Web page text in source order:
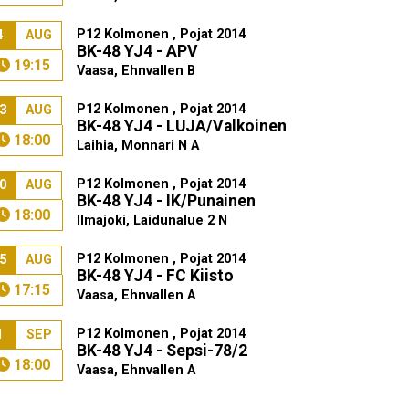
AUG
19:15
P12 Kolmonen , Pojat 2014
BK-48 YJ4 - APV
Vaasa, Ehnvallen B
AUG
18:00
P12 Kolmonen , Pojat 2014
BK-48 YJ4 - LUJA/Valkoinen
Laihia, Monnari N A
AUG
18:00
P12 Kolmonen , Pojat 2014
BK-48 YJ4 - IK/Punainen
Ilmajoki, Laidunalue 2 N
AUG
17:15
P12 Kolmonen , Pojat 2014
BK-48 YJ4 - FC Kiisto
Vaasa, Ehnvallen A
SEP
18:00
P12 Kolmonen , Pojat 2014
BK-48 YJ4 - Sepsi-78/2
Vaasa, Ehnvallen A